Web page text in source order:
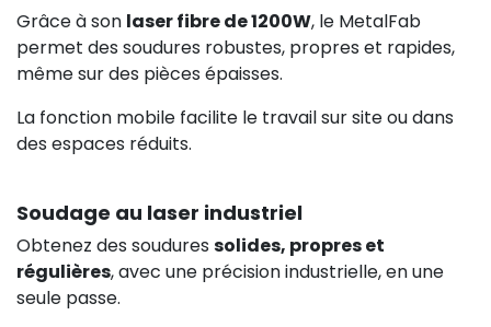
Grâce à son laser fibre de 1200W, le MetalFab
permet des soudures robustes, propres et rapides,
même sur des pièces épaisses.
La fonction mobile facilite le travail sur site ou dans
des espaces réduits.
Soudage au laser industriel
Obtenez des soudures solides, propres et
régulières, avec une précision industrielle, en une
seule passe.